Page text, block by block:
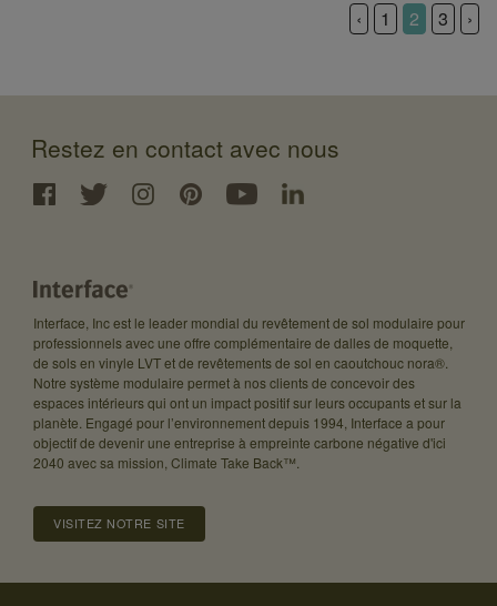
‹ 1 2 3 ›
Restez en contact avec nous
Interface, Inc est le leader mondial du revêtement de sol modulaire pour
professionnels avec une offre complémentaire de dalles de moquette,
de sols en vinyle LVT et de revêtements de sol en caoutchouc nora®.
Notre système modulaire permet à nos clients de concevoir des
espaces intérieurs qui ont un impact positif sur leurs occupants et sur la
planète. Engagé pour l’environnement depuis 1994, Interface a pour
objectif de devenir une entreprise à empreinte carbone négative d'ici
2040 avec sa mission, Climate Take Back™.
VISITEZ NOTRE SITE